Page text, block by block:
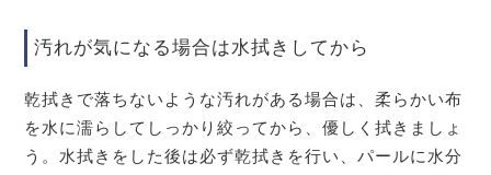
汚れが気になる場合は水拭きしてから
乾拭きで落ちないような汚れがある場合は、柔らかい布
を水に濡らしてしっかり絞ってから、優しく拭きましょ
う。水拭きをした後は必ず乾拭きを行い、パールに水分